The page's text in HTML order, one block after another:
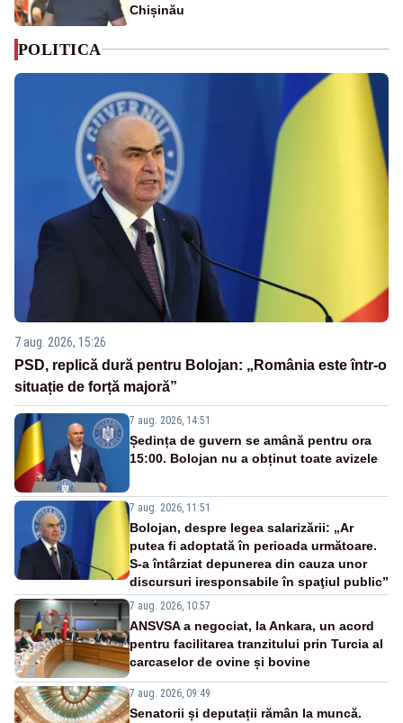
Chișinău
POLITICA
7 aug. 2026, 15:26
PSD, replică dură pentru Bolojan: „România este într-o
situație de forță majoră”
7 aug. 2026, 14:51
Ședința de guvern se amână pentru ora
15:00. Bolojan nu a obținut toate avizele
7 aug. 2026, 11:51
Bolojan, despre legea salarizării: „Ar
putea fi adoptată în perioada următoare.
S-a întârziat depunerea din cauza unor
discursuri iresponsabile în spaţiul public”
7 aug. 2026, 10:57
ANSVSA a negociat, la Ankara, un acord
pentru facilitarea tranzitului prin Turcia al
carcaselor de ovine și bovine
7 aug. 2026, 09:49
Senatorii și deputații rămân la muncă.